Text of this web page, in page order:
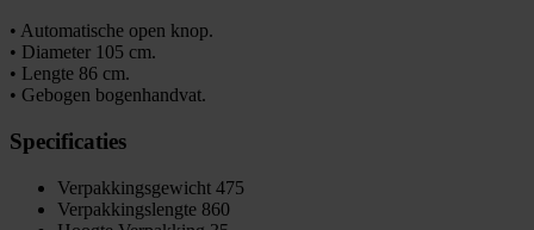
• Automatische open knop.
• Diameter 105 cm.
• Lengte 86 cm.
• Gebogen bogenhandvat.
Specificaties
Verpakkingsgewicht 475
Verpakkingslengte 860